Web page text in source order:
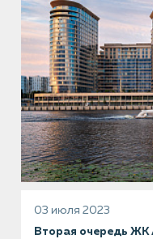
03 июля 2023
Вторая очередь ЖК